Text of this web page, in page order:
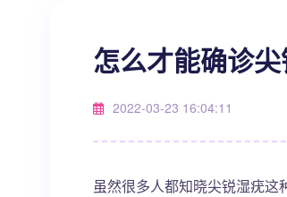
怎么才能确诊尖
2022-03-23 16:04:11
虽然很多人都知晓尖锐湿疣这